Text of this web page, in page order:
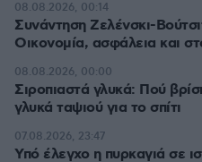
Συνάντηση Ζελένσκι-
Οικονομία, ασφάλεια και
08.08.2026, 00:14
Σιροπιαστά γλυκά: Πού
γλυκά ταψιού για το σπίτι
08.08.2026, 00:00
Υπό έλεγχο η πυρκαγιά σε
07.08.2026, 23:47